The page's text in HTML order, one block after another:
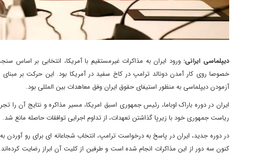
دیپلماسی ایرانی: ورود ایران به مذاکرات غیرمستقیم با آمریکا، انتخابی بر
خصوصا روی کار آمدن دونالد ترامپ در کاخ سفید در آمریکا بود. این حرکت بر
آزمودن دیپلماسی به منظور استیفای حقوق ایران وفق معاهدات بین المللی بود.
ایران در دوره باراک اوباما، رئیس جمهوری اسبق امریکا، مسیر مذاکره و نتایج آن را
ریاست جمهوری خود با زیرپا گذاشتن تعهدات، از تداوم اجرایی توافقات حاصله مانع شد.
در دوره جدید، ایران در پاسخ به درخواست ترامپ، انتخاب شجاعانه ای برای رو آوردن
کنون سه دور از این مذاکرات انجام شده است و طرفین از کلیت آن ابراز رضایت کرده‌اند.